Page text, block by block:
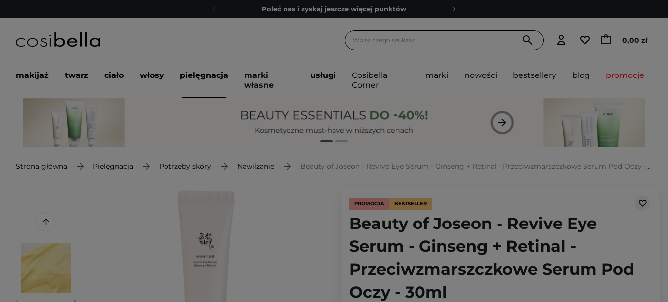
Poleć nas i zyskaj jeszcze więcej punktów
Bezpłatne konsultacje kosmetologiczne
Poleć nas i zyskaj jeszcze więcej punktów
0,00 zł
makijaż twarz ciało włosy pielęgnacja
marki
własne
usługi
Cosibella
Corner
marki nowości bestsellery blog promocje
Strona główna Pielęgnacja Potrzeby skóry Nawilżanie Beauty of Joseon - Revive Eye Serum - Ginseng + Retinal - Przeciwzmarszczkowe Serum Pod Oczy - 30ml
PROMOCJA BESTSELLER
Beauty of Joseon - Revive Eye
Serum - Ginseng + Retinal -
Przeciwzmarszczkowe Serum Pod
Oczy - 30ml